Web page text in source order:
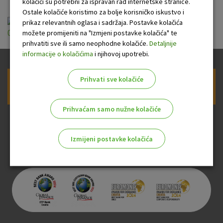
Opće informacije o Paketu OTP Z plus
02.02.2026.pdf
Prijava na newsletter OTP banke
Ostale kolačiće koristimo za bolje korisničko iskustvo i
prikaz relevantnih oglasa i sadržaja. Postavke kolačića
možete promijeniti na "Izmjeni postavke kolačića" te
prihvatiti sve ili samo neophodne kolačiće. Detaljnije
informacije o kolačićima i njihovoj upotrebi.
Prihvati sve kolačiće
Prihvaćam samo nužne kolačiće
Izmijeni postavke kolačića